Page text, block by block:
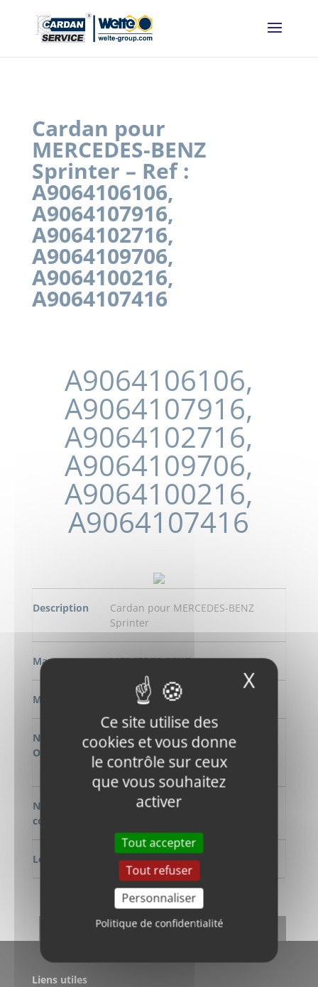
Ce site utilise des
cookies et vous donne
le contrôle sur ceux
que vous souhaitez
activer
Tout accepter
Tout refuser
Personnaliser
Politique de confidentialité
X
Cardan pour
MERCEDES-BENZ
Sprinter – Ref :
A9064106106,
A9064107916,
A9064102716,
A9064109706,
A9064100216,
A9064107416
A9064106106,
A9064107916,
A9064102716,
A9064109706,
A9064100216,
A9064107416
Description
Cardan pour MERCEDES-BENZ
Sprinter
Marque MERCEDES-BENZ
Modèle Sprinter
Numéro
OEM
A9064106106, A9064107916,
A9064102716, A9064109706,
A9064100216, A9064107416
Numero de
commande
W1707416EDS
Longeur 2554 mm
DEMANDE DE RENSEIGNEMENT
RETOUR
Liens utiles